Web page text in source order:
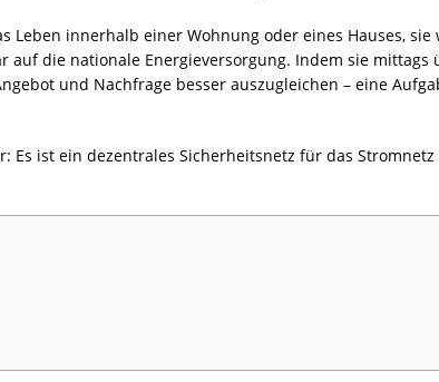
innerhalb einer Wohnung oder eines Hauses,
die nationale Energieversorgung. Indem sie mittags
und Nachfrage besser auszugleichen – eine
Es ist ein dezentrales Sicherheitsnetz für das